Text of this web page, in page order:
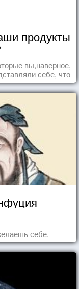
продукты
вы,наверное,
себе, что
себе.